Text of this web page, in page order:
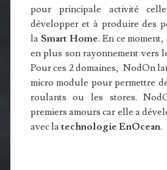
pour principale activité
développer et à produire des
la Smart Home. En ce
en plus son rayonnement vers
Pour ces 2 domaines, NodOn
micro module pour permettre
roulants ou les stores.
premiers amours car elle a
avec latechnologie EnOcean.